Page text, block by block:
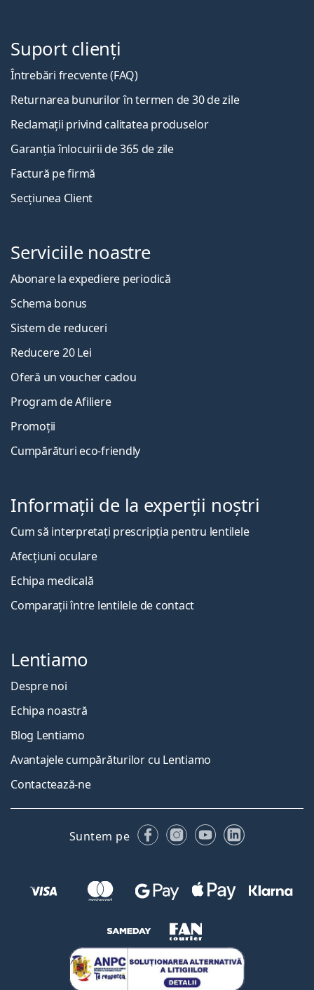
Suport clienți
Întrebări frecvente (FAQ)
Returnarea bunurilor în termen de 30 de zile
Reclamații privind calitatea produselor
Garanția înlocuirii de 365 de zile
Factură pe firmă
Secțiunea Client
Serviciile noastre
Abonare la expediere periodică
Schema bonus
Sistem de reduceri
Reducere 20 Lei
Oferă un voucher cadou
Program de Afiliere
Promoții
Cumpărături eco-friendly
Informații de la experții noștri
Cum să interpretați prescripția pentru lentilele
Afecțiuni oculare
Echipa medicală
Comparații între lentilele de contact
Lentiamo
Despre noi
Echipa noastră
Blog Lentiamo
Avantajele cumpărăturilor cu Lentiamo
Contactează-ne
Suntem pe FacebookInstagram
YouTubeLinkedIn